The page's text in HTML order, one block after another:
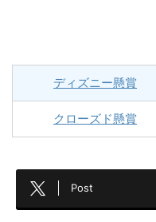
ディズニー懸賞
クローズド懸賞
Post